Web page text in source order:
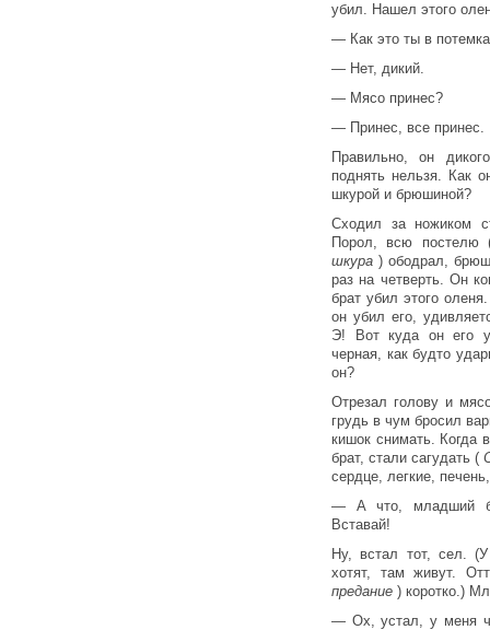
убил. Нашел этого
— Как это ты в
— Нет, дикий.
— Мясо принес?
— Принес, все принес.
Правильно, он
поднять нельзя. Как
шкурой и брюшиной?
Сходил за ножиком
Порол, всю
шкура) ободрал,
раз на четверть. Он
брат убил этого
он убил его,
Э! Вот куда он его
черная, как будто
он?
Отрезал голову и
грудь в чум бросил
кишок снимать. Когда
брат, стали сагудать (
сердце, легкие,
— А что, младший
Вставай!
Ну, встал тот, сел.
хотят, там живут.
предание ) коротко.)
— Ох, устал, у меня